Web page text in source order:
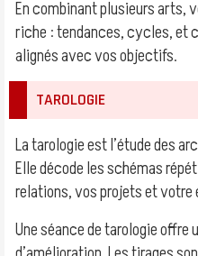
En combinant plusieurs arts,
riche : tendances, cycles, et
alignés avec vos objectifs.
TAROLOGIE
La tarologie est l’étude des
Elle décode les schémas
relations, vos projets et votre
Une séance de tarologie